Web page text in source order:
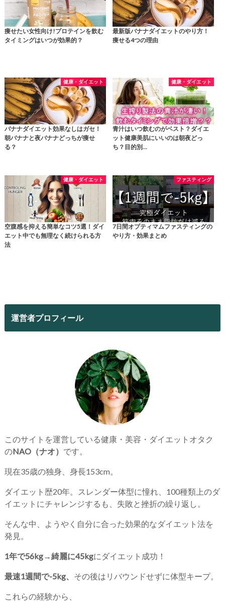
痩せたい女性向け!プロテインを飲む
タイミングはいつが効果的？
最新版バナナダイエットのやり方！
痩せる4つの理由
健康・ダイエット
バナナダイエット効果なしはガセ！
朝バナナと夜バナナどっちが痩せ
る？
健康・ダイエット
青汁はいつ飲むのがベスト？ダイエ
ット健康美肌にいいのは朝夜どっ
ち？目的別…
健康・ダイエット
空腹感を抑える簡単なコツ5選！ダイ
エット中でも無理なく続けられる方
法
ファスティング
7日間オプティマムファスティングの
やり方・効果まとめ
運営者プロフィール
このサイトを運営している健康・美容・ダイエットオタク
のNAO（ナオ） です。
現在35歳の独身、身長153cm。
ダイエット歴20年。スレンダー体型に憧れ、100種類上のダ
イエットにチャレンジするも、失敗と挫折の繰り返し。
そんな中、ようやく自分に合った効果的なダイエット法を
発見。
1年で56kg→綺麗に45kgにダイエット成功！
最速1週間で-5kg、 その後はリバウンドせずに体型キープ。
これらの経験から、